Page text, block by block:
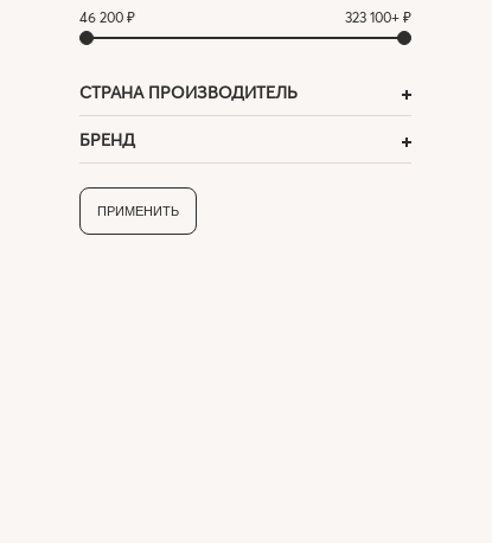
46 200 ₽ 323 100+ ₽
СТРАНА ПРОИЗВОДИТЕЛЬ
БРЕНД
ПРИМЕНИТЬ